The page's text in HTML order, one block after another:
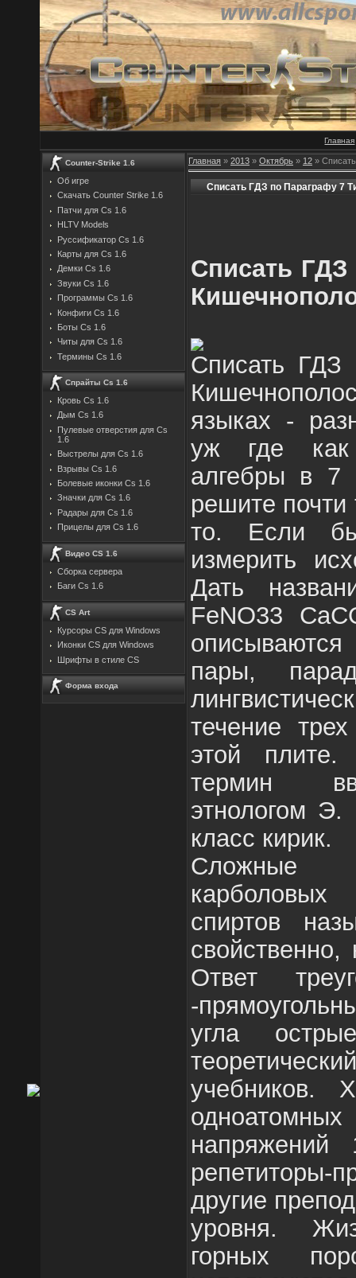
Главная
Counter-Strike 1.6
Об игре
Скачать Counter Strike 1.6
Патчи для Cs 1.6
HLTV Models
Руссификатор Cs 1.6
Карты для Cs 1.6
Демки Cs 1.6
Звуки Cs 1.6
Программы Cs 1.6
Конфиги Cs 1.6
Боты Cs 1.6
Читы для Cs 1.6
Термины Cs 1.6
Спрайты Cs 1.6
Кровь Cs 1.6
Дым Cs 1.6
Пулевые отверстия для Cs
1.6
Выстрелы для Cs 1.6
Взрывы Cs 1.6
Болевые иконки Cs 1.6
Значки для Cs 1.6
Радары для Cs 1.6
Прицелы для Cs 1.6
Видео CS 1.6
Сборка сервера
Баги Cs 1.6
CS Art
Курсоры CS для Windows
Иконки CS для Windows
Шрифты в стиле CS
Форма входа
Главная » 2013 » Октябрь » 12 »
Списать ГДЗ по Параграфу 7
Списать
Списать
языках -
уж где как
алгебры в 7
решите
то. Если
измерить
Дать
FeNO33
пары,
течение
этой
термин
этнологом
класс кирик.
Сложные
спиртов
Ответ
-
угла
учебников.
напряжений
другие
уровня.
горных